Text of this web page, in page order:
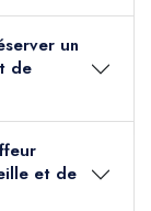
un
de
et de